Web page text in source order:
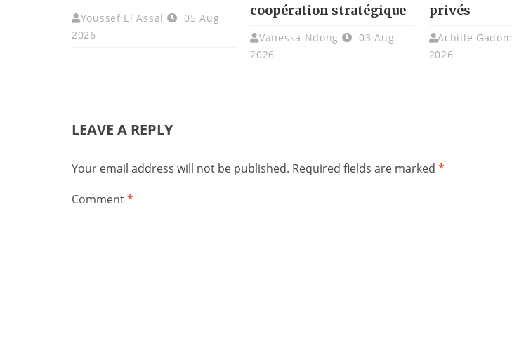
Youssef El Assal
05 Aug
2026
coopération stratégique
Vanessa Ndong
03 Aug
2026
privés
Achille Gadom
2026
LEAVE A REPLY
Your email address will not be published. Required fields are marked *
Comment*